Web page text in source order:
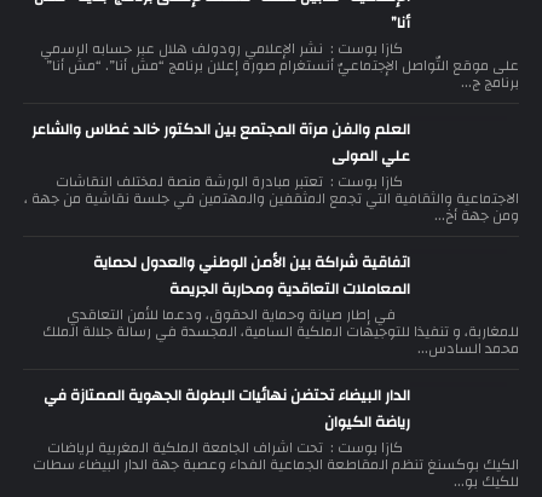
أنا”
كازا بوست : نشر الإعلامي رودولف هلال عبر حسابه الرسمي
على موقع التّواصل الإجتماعيّ أنستغرام صورة إعلان برنامج “مش أنا”. “مش أنا”
برنامج ج...
العلم والفن مرآة المجتمع بين الدكتور خالد غطاس والشاعر
علي المولى
كازا بوست : تعتبر مبادرة الورشة منصة لمختلف النقاشات
الاجتماعية والثقافية التي تجمع المثقفين والمهتمين في جلسة نقاشية من جهة ،
ومن جهة أخ...
اتفاقية شراكة بين الأمن الوطني والعدول لحماية
المعاملات التعاقدية ومحاربة الجريمة
في إطار صيانة وحماية الحقوق، ودعما للأمن التعاقدي
للمغاربة، و تنفيذا للتوجيهات الملكية السامية، المجسدة في رسالة جلالة الملك
محمد السادس...
الدار البيضاء تحتضن نهائيات البطولة الجهوية الممتازة في
رياضة الكيوان
كازا بوست : تحت اشراف الجامعة الملكية المغربية لرياضات
الكيك بوكسنغ تنظم المقاطعة الجماعية الفداء وعصبة جهة الدار البيضاء سطات
للكيك بو...